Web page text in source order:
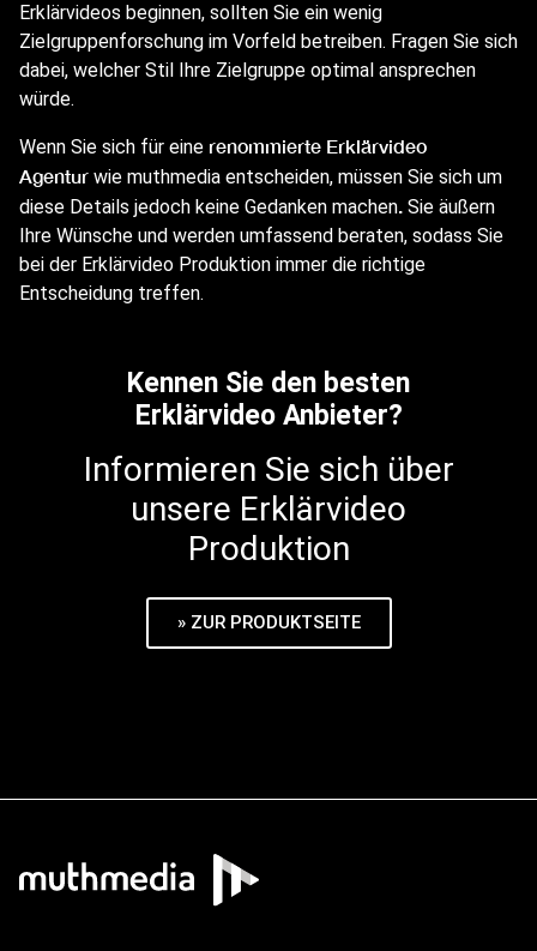
Erklärvideos beginnen, sollten Sie ein wenig
Zielgruppenforschung im Vorfeld betreiben. Fragen Sie sich
dabei, welcher Stil Ihre Zielgruppe optimal ansprechen
würde.
Wenn Sie sich für eine renommierte Erklärvideo
Agentur wie muthmedia entscheiden, müssen Sie sich um
diese Details jedoch keine Gedanken machen Sie äußern
Ihre Wünsche und werden umfassend beraten, sodass Sie
bei der Erklärvideo Produktion immer die richtige
Entscheidung treffen.
Kennen Sie den besten
Erklärvideo Anbieter?
Informieren Sie sich über
unsere Erklärvideo
Produktion
» ZUR PRODUKTSEITE